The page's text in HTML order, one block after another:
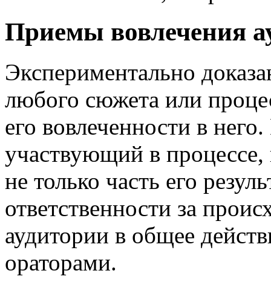
Приемы вовлечения
Экспериментально
любого сюжета или
его вовлеченности в
участвующий в процессе,
не только часть его
ответственности за
аудитории в общее
ораторами.